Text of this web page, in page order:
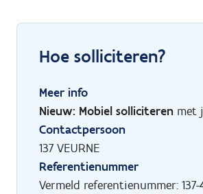
Hoe solliciteren?
Meer info
Nieuw: Mobiel solliciteren met
Contactpersoon
137 VEURNE
Referentienummer
Vermeld referentienummer: 137-